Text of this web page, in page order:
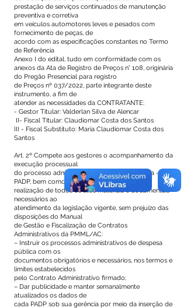
prestação de serviços continuados de manutenção
preventiva e corretiva
em veículos automotores leves e pesados com
fornecimento de peças, de
acordo com as especificações constantes no Termo
de Referência
Anexo I do edital, tudo em conformidade com os
anexos da Ata de Registro de Preços n° 108, originária
do Pregão Presencial para registro
de Preços nº 037/2022, parte integrante deste
instrumento, a fim de
atender as necessidades da CONTRATANTE:
- Gestor Titular: Valderlan Silva de Alencar
II- Fiscal Titular: Claudiomar Costa dos Santos
III - Fiscal Substituto: Maria Claudiomar Costa dos
Santos
Art. 2º Compete aos gestores o acompanhamento da
execução processual
do processo administrativo de despesa pública -
PADP, bem como a
realização de todos os atos materiais e documentais
necessários ao
atendimento da legislação vigente, sem prejuízo das
disposições do Manual
de Gestão e Fiscalização de Contratos
Administrativos da PMML/AC:
– Instruir os processos administrativos de despesa
pública com os
documentos obrigatórios e necessários, nos termos e
limites estabelecidos
pelo Contrato Administrativo firmado;
– Dar publicidade e manter semanalmente
atualizados os dados de
cada PADP sob sua gerência por meio da inserção de